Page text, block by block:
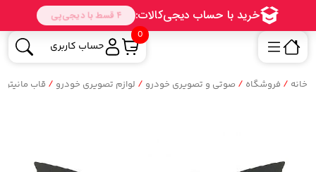
0
حساب کاربری
خانه / فروشگاه / صوتی و تصویری خودرو / لوازم تصویری خودرو / قاب